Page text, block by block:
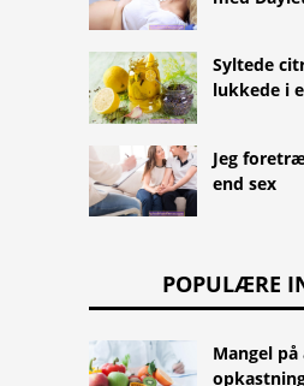
Syltede
lukkede i
Jeg
end sex
POPULÆRE
Mangel